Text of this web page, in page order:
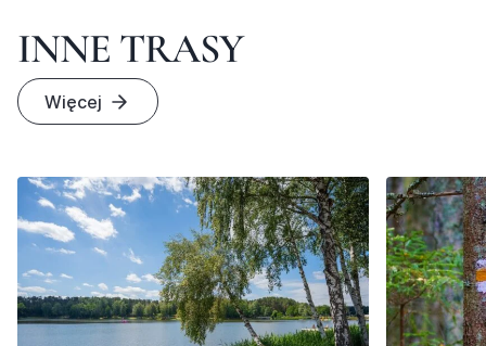
INNE TRASY
Więcej